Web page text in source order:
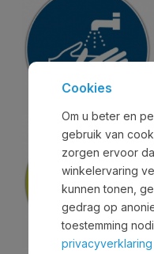
Cookies
Om u beter en
gebruik van
zorgen ervoor
winkelervaring
kunnen tonen,
gedrag op
toestemming
privacyverklaring